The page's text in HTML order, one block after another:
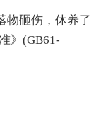
物砸伤，休养了
》(GB61-